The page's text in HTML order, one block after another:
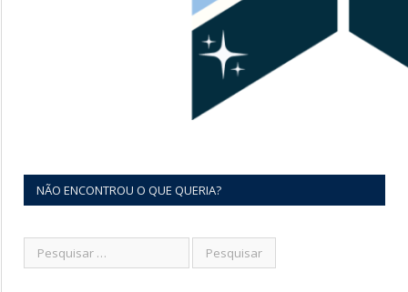
NÃO ENCONTROU O QUE QUERIA?